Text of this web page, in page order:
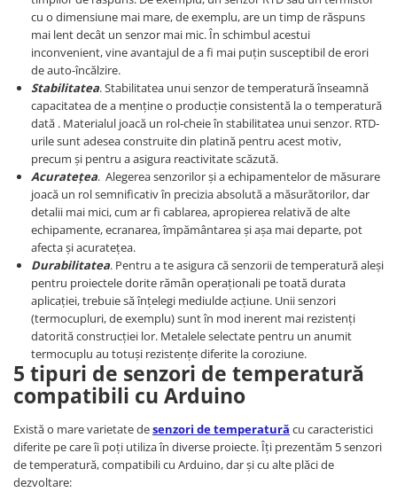
Puzzle mecanic Ugears
Organizator de chei Wunderkey
Constructor foto Mozabrick &
Qbrix
Puzzle lemn Cluebox
Jocuri de societate
Mecanice
3D Printer & CNC
Actuator
Altele
Driver
Altele
Servo
Stepper
Encoder
Motoare
Micro Metal
cu o dimensiune mai mare, de exemplu, are un timp de răspuns
mai lent decât un senzor mai mic. În schimbul acestui
inconvenient, vine avantajul de a fi mai puțin susceptibil de erori
de auto-încălzire.
Stabilitatea. Stabilitatea unui senzor de temperatură înseamnă
capacitatea de a menține o producție consistentă la o temperatură
dată . Materialul joacă un rol-cheie în stabilitatea unui senzor. RTD-
urile sunt adesea construite din platină pentru acest motiv,
precum și pentru a asigura reactivitate scăzută.
Acuratețea. Alegerea senzorilor și a echipamentelor de măsurare
joacă un rol semnificativ în precizia absolută a măsurătorilor, dar
detalii mai mici, cum ar fi cablarea, apropierea relativă de alte
echipamente, ecranarea, împământarea și așa mai departe, pot
afecta și acuratețea.
Durabilitatea. Pentru a te asigura că senzorii de temperatură aleși
pentru proiectele dorite rămân operaționali pe toată durata
aplicației, trebuie să înțelegi mediulde acțiune. Unii senzori
(termocupluri, de exemplu) sunt în mod inerent mai rezistenți
datorită construcției lor. Metalele selectate pentru un anumit
termocuplu au totuși rezistențe diferite la coroziune.
5 tipuri de senzori de temperatură
compatibili cu Arduino
Există o mare varietate desenzori de temperatură cu caracteristici
diferite pe care îi poți utiliza în diverse proiecte. Îți prezentăm 5 senzori
de temperatură, compatibili cu Arduino, dar și cu alte plăci de
dezvoltare: